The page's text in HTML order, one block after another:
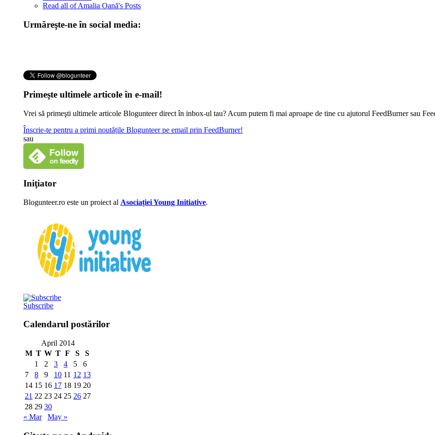
Read all of Amalia Oană's Posts
Urmăreşte-ne în social media:
Primeşte ultimele articole în e-mail!
Vrei să primeşti ultimele articole Blogunteer direct în inbox-ul tau? Acum putem fi mai aproape de tine cu ajutorul FeedBurner sau
Înscrie-te pentru a primi noutățile Blogunteer pe email prin FeedBurner!
sau
Iniţiator
Blogunteer.ro este un proiect al Asociației Young Initiative.
Subscribe
Calendarul postărilor
April 2014
M T W T F S
S
1
2 3 4 5
6
7
8 9 10 11 12 13
14 15 16 17 18 19 20
21 22 23 24 25 26 27
28 29 30
« Mar
May »